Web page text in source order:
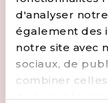
d'analyser
également des
notre site avec
sociaux, de
combiner
puisqu'il a été
"Radio Prima" de
du club de danse
Engis.
CONTACTER